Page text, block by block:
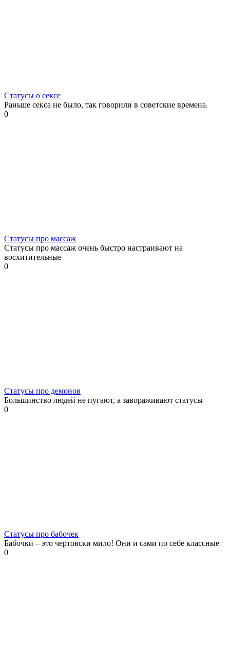
Статусы о сексе
Раньше секса не было, так говорили в советские времена.
0
Статусы про массаж
Статусы про массаж очень быстро настраивают на
восхитительные
0
Статусы про демонов
Большинство людей не пугают, а завораживают статусы
0
Статусы про бабочек
Бабочки – это чертовски мило! Они и сами по себе классные
0